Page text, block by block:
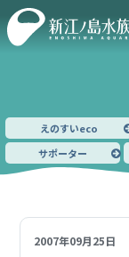
えのすいeco
サポーター
2007年09月25日